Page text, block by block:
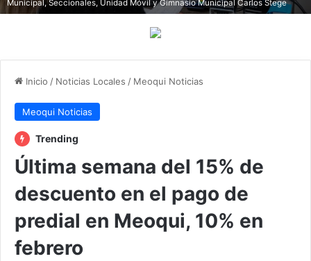
Municipal, Seccionales, Unidad Móvil y Gimnasio Municipal Carlos Stege
Inicio / Noticias Locales / Meoqui Noticias
Meoqui Noticias
Trending
Última semana del 15% de
descuento en el pago de
predial en Meoqui, 10% en
febrero